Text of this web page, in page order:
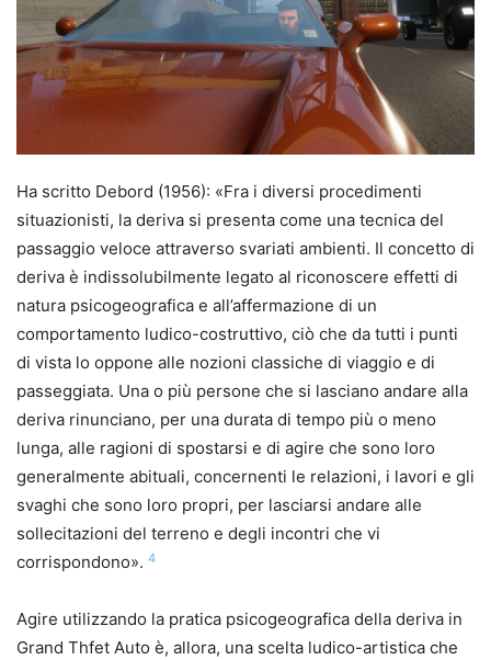
Ha scritto Debord (1956): «Fra i diversi procedimenti
situazionisti, la deriva si presenta come una tecnica del
passaggio veloce attraverso svariati ambienti. Il concetto di
deriva è indissolubilmente legato al riconoscere effetti di
natura psicogeografica e all’affermazione di un
comportamento ludico-costruttivo, ciò che da tutti i punti
di vista lo oppone alle nozioni classiche di viaggio e di
passeggiata. Una o più persone che si lasciano andare alla
deriva rinunciano, per una durata di tempo più o meno
lunga, alle ragioni di spostarsi e di agire che sono loro
generalmente abituali, concernenti le relazioni, i lavori e gli
svaghi che sono loro propri, per lasciarsi andare alle
sollecitazioni del terreno e degli incontri che vi
corrispondono». 4
Agire utilizzando la pratica psicogeografica della deriva in
Grand Thfet Auto è, allora, una scelta ludico-artistica che